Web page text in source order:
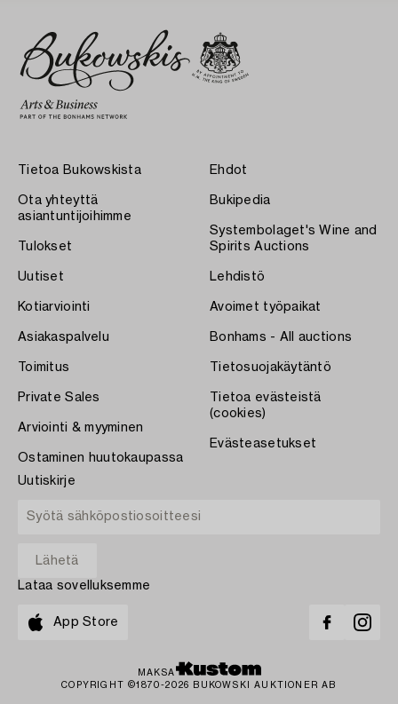
Tietoa Bukowskista
Ota yhteyttä
asiantuntijoihimme
Tulokset
Uutiset
Kotiarviointi
Asiakaspalvelu
Toimitus
Private Sales
Arviointi & myyminen
Ostaminen huutokaupassa
Ehdot
Bukipedia
Systembolaget's Wine and
Spirits Auctions
Lehdistö
Avoimet työpaikat
Bonhams - All auctions
Tietosuojakäytäntö
Tietoa evästeistä
(cookies)
Evästeasetukset
Uutiskirje
Lataa sovelluksemme
App Store
MAKSA
COPYRIGHT ©1870-2026 BUKOWSKI AUKTIONER AB